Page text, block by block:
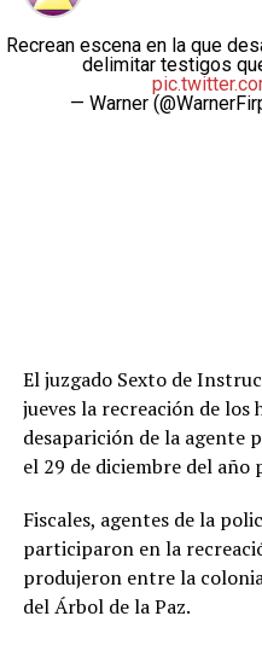
Recrean escena en la que
delimitar testigos
— Warner
El juzgado Sexto de
jueves la recreación de los
desaparición de la agente
el 29 de diciembre del año
Fiscales, agentes de la
participaron en la
produjeron entre la
del Árbol de la Paz.